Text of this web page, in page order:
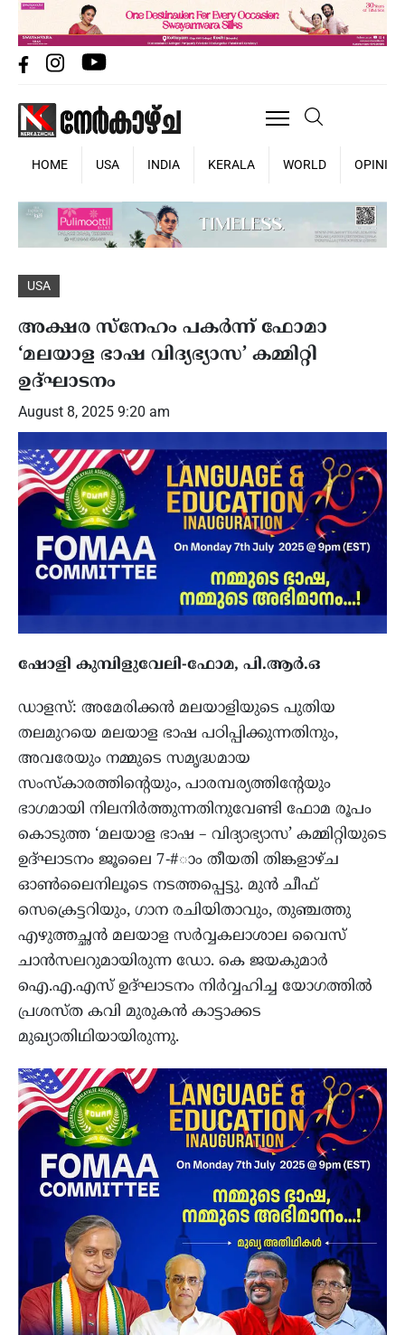
HOME USA INDIA KERALA WORLD OPINION
USA
അക്ഷര സ്‌നേഹം പകര്‍ന്ന് ഫോമാ
‘മലയാള ഭാഷ വിദ്യഭ്യാസ’ കമ്മിറ്റി
ഉദ്ഘാടനം
August 8, 2025 9:20 am
ഷോളി കുമ്പിളുവേലി-ഫോമ, പി.ആര്‍.ഒ
ഡാളസ്: അമേരിക്കന്‍ മലയാളിയുടെ പുതിയ
തലമുറയെ മലയാള ഭാഷ പഠിപ്പിക്കുന്നതിനും,
അവരേയും നമ്മുടെ സമൃദ്ധമായ
സംസ്‌കാരത്തിന്റെയും, പാരമ്പര്യത്തിന്റേയും
ഭാഗമായി നിലനിര്‍ത്തുന്നതിനുവേണ്ടി ഫോമ രൂപം
കൊടുത്ത ‘മലയാള ഭാഷ – വിദ്യാഭ്യാസ’ കമ്മിറ്റിയുടെ
ഉദ്ഘാടനം ജൂലൈ 7-#ാം തീയതി തിങ്കളാഴ്ച
ഓണ്‍ലൈനിലൂടെ നടത്തപ്പെട്ടു. മുന്‍ ചീഫ്
സെക്രെട്ടറിയും, ഗാന രചിയിതാവും, തുഞ്ചത്തു
എഴുത്തച്ഛന്‍ മലയാള സര്‍വ്വകലാശാല വൈസ്
ചാന്‍സലറുമായിരുന്ന ഡോ. കെ ജയകുമാര്‍
ഐ.എ.എസ് ഉദ്ഘാടനം നിര്‍വ്വഹിച്ച യോഗത്തില്‍
പ്രശസ്ത കവി മുരുകന്‍ കാട്ടാക്കട
മുഖ്യാതിഥിയായിരുന്നു.